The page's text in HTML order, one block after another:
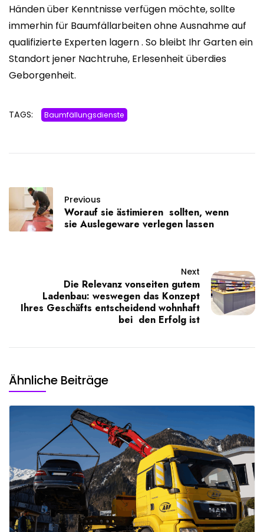
Händen über Kenntnisse verfügen möchte, sollte
immerhin für Baumfällarbeiten ohne Ausnahme auf
qualifizierte Experten lagern . So bleibt Ihr Garten ein
Standort jener Nachtruhe, Erlesenheit überdies
Geborgenheit.
TAGS: Baumfällungsdienste
Previous
Worauf sie ästimieren sollten, wenn
sie Auslegeware verlegen lassen
Next
Die Relevanz vonseiten gutem
Ladenbau: weswegen das Konzept
Ihres Geschäfts entscheidend wohnhaft
bei den Erfolg ist
Ähnliche Beiträge